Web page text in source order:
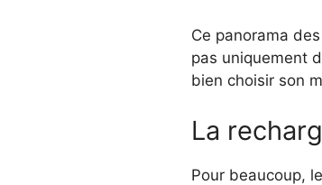
Ce panorama
pas uniquement
bien choisir son
La
Pour beaucoup,